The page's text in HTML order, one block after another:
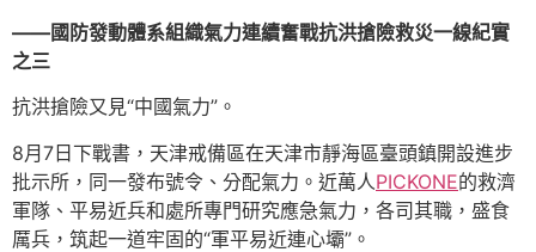
——國防發動體系組織氣力連續奮戰抗洪搶險救災一線紀實
之三
抗洪搶險又見“中國氣力”。
8月7日下戰書，天津戒備區在天津市靜海區臺頭鎮開設進步
批示所，同一發布號令、分配氣力。近萬人PICKONE的救濟
軍隊、平易近兵和處所專門研究應急氣力，各司其職，盛食
厲兵，筑起一道牢固的“軍平易近連心壩”。